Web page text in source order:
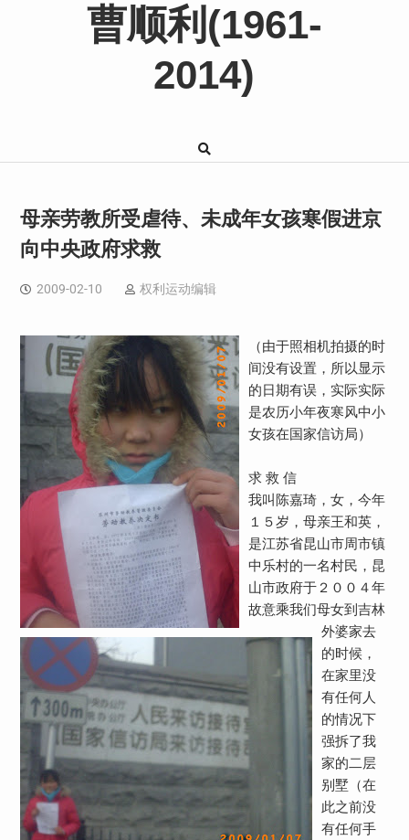
曹顺利(1961-
2014)
母亲劳教所受虐待、未成年女孩寒假进京
向中央政府求救
2009-02-10 权利运动编辑
（由于照相机拍摄的时
间没有设置，所以显示
的日期有误，实际实际
是农历小年夜寒风中小
女孩在国家信访局）
求 救 信
我叫陈嘉琦，女，今年
１５岁，母亲王和英，
是江苏省昆山市周市镇
中乐村的一名村民，昆
山市政府于２００４年
故意乘我们母女到吉林
外婆家去
的时候，
在家里没
有任何人
的情况下
强拆了我
家的二层
别墅（在
此之前没
有任何手